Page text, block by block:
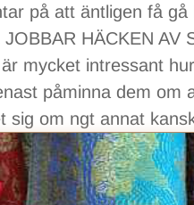
på att äntligen få gå
HÄCKEN AV
mycket intressant
påminna dem om
sig om ngt annat